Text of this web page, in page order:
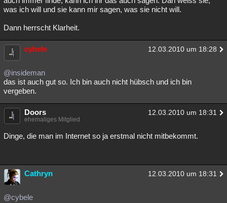
was ich will und sie kann mir sagen, was sie nicht will.
Dann herrscht Klarheit.
cybele 12.03.2010 um 18:28
@insideman
das ist auch gut so. Ich bin auch nicht hübsch und ich bin
vergeben.
Doors 12.03.2010 um 18:31
ehemaliges Mitglied
Dinge, die man im Internet so ja erstmal nicht mitbekommt.
Cathryn 12.03.2010 um 18:31
@cybele